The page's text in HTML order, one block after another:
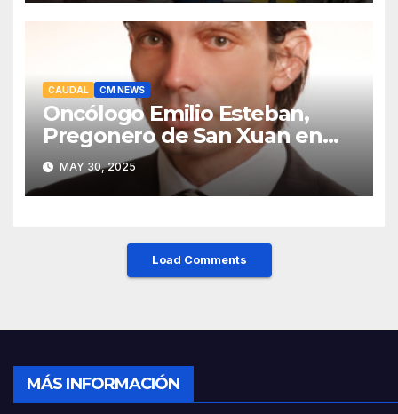
CAUDAL CM NEWS
Oncólogo Emilio Esteban,
Pregonero de San Xuan en
Mieres: Un Honor para Turón
y el HUCA
MAY 30, 2025
Load Comments
MÁS INFORMACIÓN